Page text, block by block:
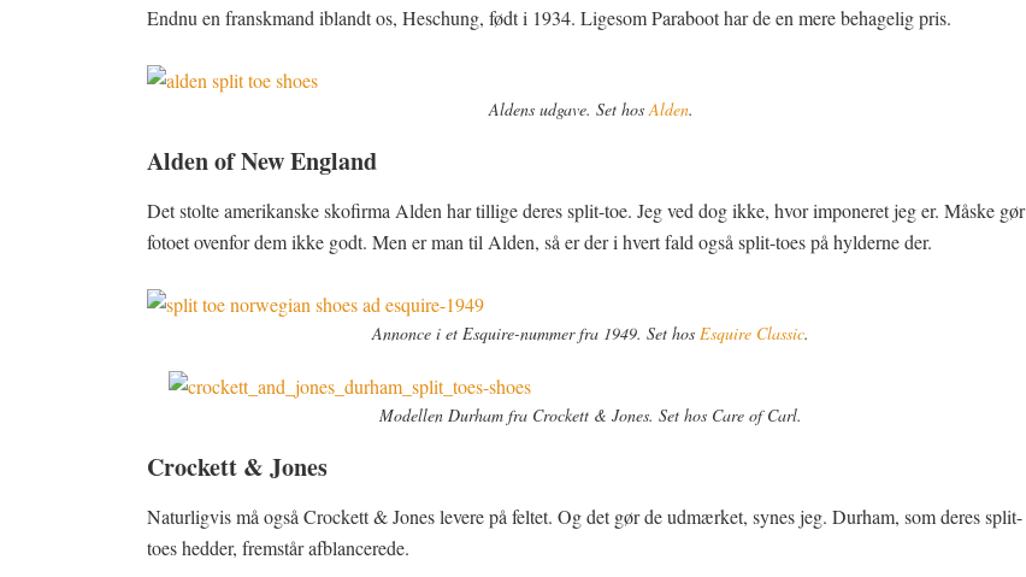
Endnu en franskmand iblandt os, Heschung, født i 1934. Ligesom Paraboot har de en mere behagelig pris.
Aldens udgave. Set hosAlden.
Alden of New England
Det stolte amerikanske skofirma Alden har tillige deres split-toe. Jeg ved dog ikke, hvor imponeret jeg er. Måske gør
fotoet ovenfor dem ikke godt. Men er man til Alden, så er der i hvert fald også split-toes på hylderne der.
Annonce i et Esquire-nummer fra 1949. Set hos Esquire Classic.
Modellen Durham fra Crockett & Jones. Set hos Care of Carl.
Crockett & Jones
Naturligvis må også Crockett & Jones levere på feltet. Og det gør de udmærket, synes jeg. Durham, som deres split-
toes hedder, fremstår afblancerede.